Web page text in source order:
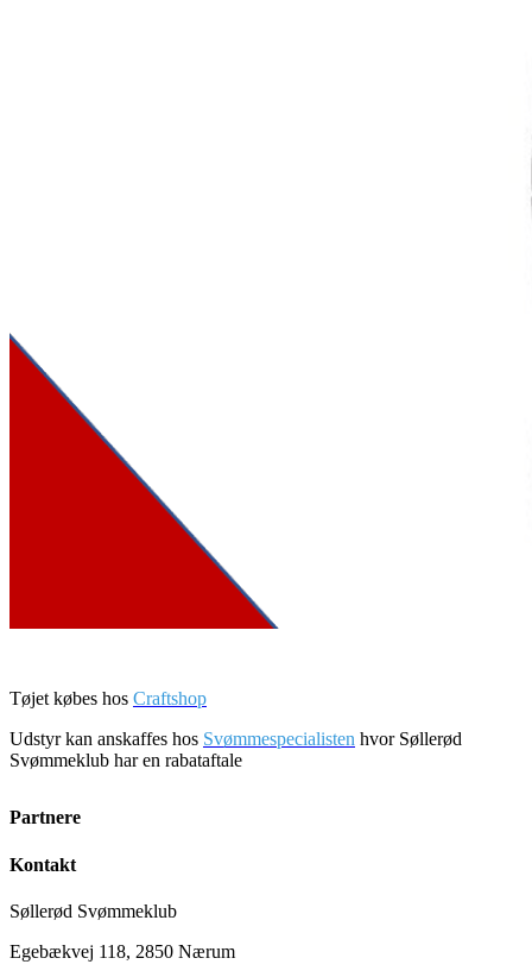
Tøjet købes hos Craftshop
Udstyr kan anskaffes hos Svømmespecialisten hvor Søllerød
Svømmeklub har en rabataftale
Partnere
Kontakt
Søllerød Svømmeklub
Egebækvej 118, 2850 Nærum